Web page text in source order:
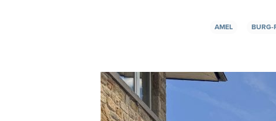
AMEL BURG-